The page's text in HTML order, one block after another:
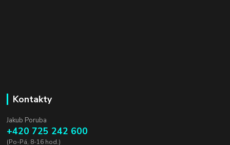
Kontakty
Jakub Poruba
+420 725 242 600
(Po-Pá, 8-16 hod.)